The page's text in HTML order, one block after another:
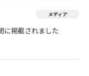
メディア
に掲載されました